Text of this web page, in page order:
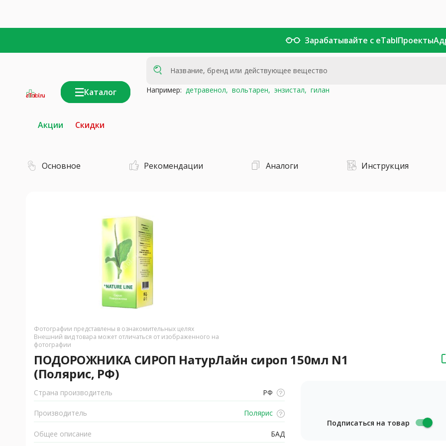
Зарабатывайте с eTablПроекты
Каталог Например: детравенол, вольтарен, энзистал, гилан
Акции Скидки
Основное Рекомендации Аналоги Инструкция
Фотографии представлены в ознакомительных целях
Внешний вид товара может отличаться от изображенного на
фотографии
ПОДОРОЖНИКА СИРОП НатурЛайн сироп 150мл N1
(Полярис, РФ)
Страна производитель РФ
Производитель Полярис
Общее описание БАД
Подписаться на товар